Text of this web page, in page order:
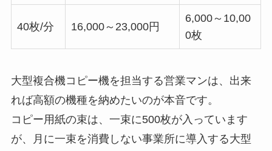
40枚/分 16,000～23,000円
6,000～10,00
0枚
大型複合機コピー機を担当する営業マンは、出来
れば高額の機種を納めたいのが本音です。
コピー用紙の束は、一束に500枚が入っています
が、月に一束を消費しない事業所に導入する大型